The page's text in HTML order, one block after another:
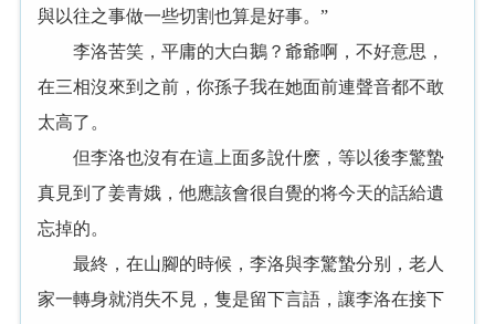
與以往之事做一些切割也算是好事。”
李洛苦笑，平庸的大白鵝？爺爺啊，不好意思，
在三相沒來到之前，你孫子我在她面前連聲音都不敢
太高了。
但李洛也沒有在這上面多說什麽，等以後李驚蟄
真見到了姜青娥，他應該會很自覺的将今天的話給遺
忘掉的。
最終，在山腳的時候，李洛與李驚蟄分别，老人
家一轉身就消失不見，隻是留下言語，讓李洛在接下